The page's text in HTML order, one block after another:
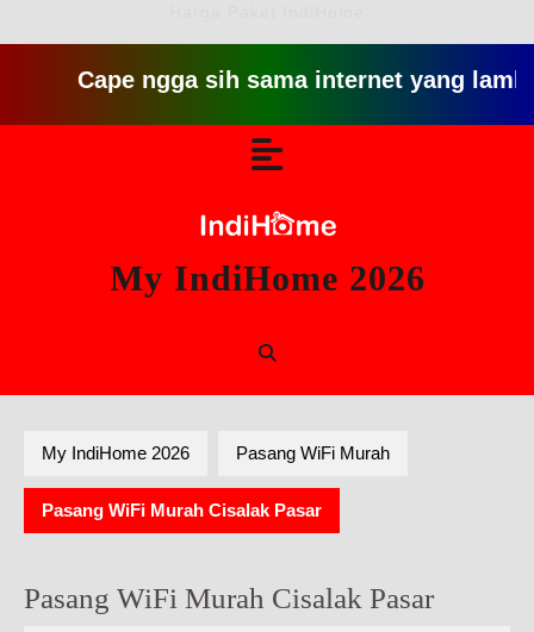
ngga sih sama internet yang lambat
My IndiHome 2026
My IndiHome 2026 Pasang WiFi Murah
Pasang WiFi Murah Cisalak Pasar
Pasang WiFi Murah Cisalak Pasar